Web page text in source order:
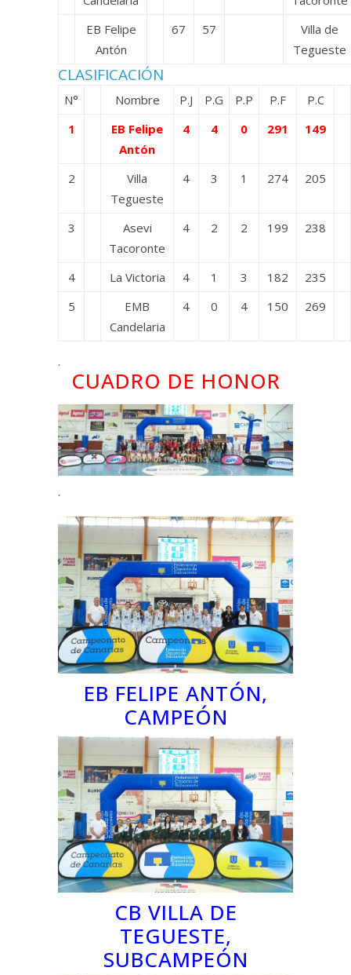
EB Felipe
Antón
67 57
Villa de
Tegueste
CLASIFICACIÓN
N° Nombre P.J P.G P.P P.F
P.C
1
EB Felipe
Antón
4 4 0 291 149
2
Villa
Tegueste
4 3 1 274 205
3
Asevi
Tacoronte
4 2 2 199 238
4 La Victoria 4 1 3 182
235
5
EMB
Candelaria
4 0 4 150 269
.
CUADRO DE HONOR
.
EB FELIPE ANTÓN,
CAMPEÓN
CB VILLA DE
TEGUESTE,
SUBCAMPEÓN